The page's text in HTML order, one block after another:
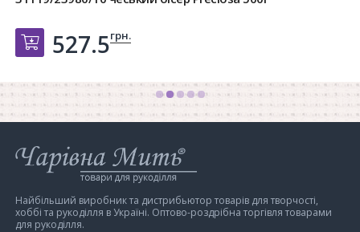
Добавить в корзину
527.5грн.
Інтернет-
магазин
Мить
Найбільший виробник та дистрибьютор товарів для творчості,
хоббі та рукоділля в Україні. Оптово-роздрібна торгівля товарами
для рукоділля.